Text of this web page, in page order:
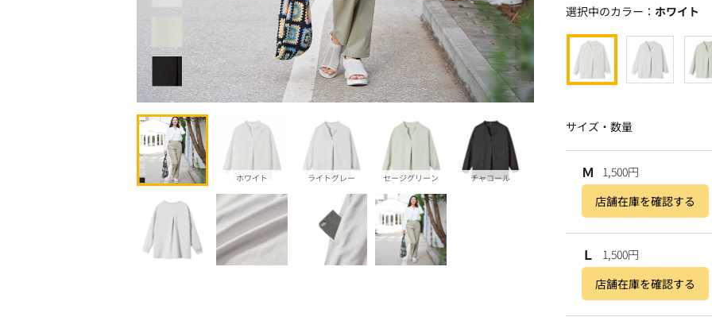
ホワイト ライトグレー セージグリーン チャコール
選択中のカラー： ホワイト
サイズ・数量
Ｍ
1,500円
店舗在庫を確認する
Ｌ
1,500円
店舗在庫を確認する